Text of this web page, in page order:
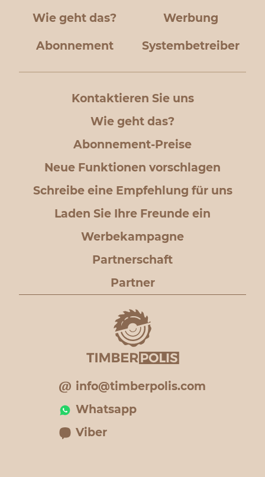
Wie geht das? Werbung
Abonnement Systembetreiber
Kontaktieren Sie uns
Wie geht das?
Abonnement-Preise
Neue Funktionen vorschlagen
Schreibe eine Empfehlung für uns
Laden Sie Ihre Freunde ein
Werbekampagne
Partnerschaft
Partner
info@timberpolis.com
Whatsapp
Viber